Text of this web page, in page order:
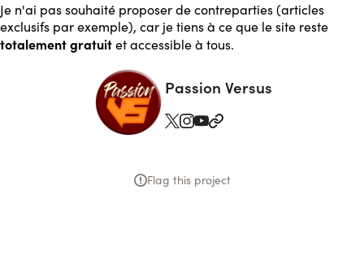
Je n'ai pas souhaité proposer de contreparties (articles
exclusifs par exemple), car je tiens à ce que le site reste
totalement gratuitet accessible à tous.
Passion Versus
Flag this project